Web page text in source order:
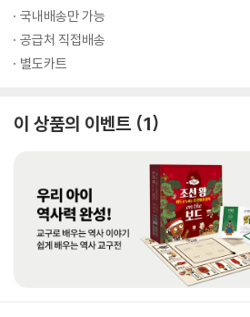
국내배송만 가능
공급처 직접배송
별도카트
이 상품의 이벤트 1